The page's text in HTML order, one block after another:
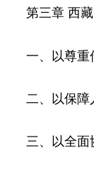
第三章 西藏
一、以尊重
二、以保障
三、以全面